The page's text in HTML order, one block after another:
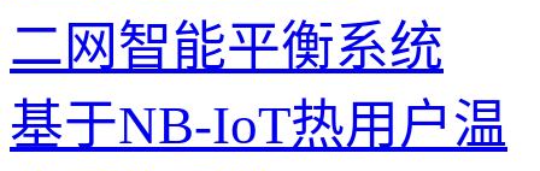
二网智能平衡系统
基于NB-IoT热用户温